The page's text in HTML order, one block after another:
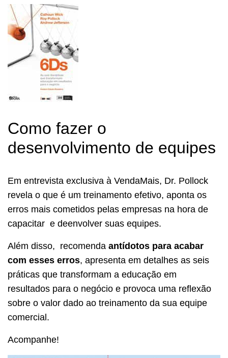
Como fazer o
desenvolvimento de equipes
Em entrevista exclusiva à VendaMais, Dr. Pollock
revela o que é um treinamento efetivo, aponta os
erros mais cometidos pelas empresas na hora de
capacitar e deenvolver suas equipes.
Além disso, recomenda antídotos para acabar
com esses erros, apresenta em detalhes as seis
práticas que transformam a educação em
resultados para o negócio e provoca uma reflexão
sobre o valor dado ao treinamento da sua equipe
comercial.
Acompanhe!